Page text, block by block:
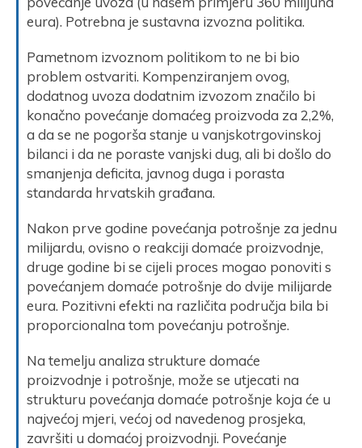
eura). Potrebna je sustavna izvozna politika.
Pametnom izvoznom politikom to ne bi bio
problem ostvariti. Kompenziranjem ovog,
dodatnog uvoza dodatnim izvozom značilo bi
konačno povećanje domaćeg proizvoda za 2,2%,
a da se ne pogorša stanje u vanjskotrgovinskoj
bilanci i da ne poraste vanjski dug, ali bi došlo do
smanjenja deficita, javnog duga i porasta
standarda hrvatskih građana.
Nakon prve godine povećanja potrošnje za jednu
milijardu, ovisno o reakciji domaće proizvodnje,
druge godine bi se cijeli proces mogao ponoviti s
povećanjem domaće potrošnje do dvije milijarde
eura. Pozitivni efekti na različita područja bila bi
proporcionalna tom povećanju potrošnje.
Na temelju analiza strukture domaće
proizvodnje i potrošnje, može se utjecati na
strukturu povećanja domaće potrošnje koja će u
najvećoj mjeri, većoj od navedenog prosjeka,
završiti u domaćoj proizvodnji. Povećanje